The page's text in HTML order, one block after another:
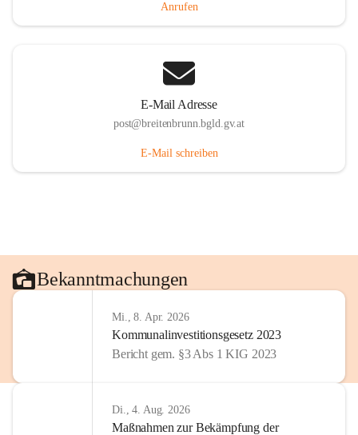
Anrufen
E-Mail Adresse
post@breitenbrunn.bgld.gv.at
E-Mail schreiben
Bekanntmachungen
Mi., 8. Apr. 2026
Kommunalinvestitionsgesetz 2023
Bericht gem. §3 Abs 1 KIG 2023
Di., 4. Aug. 2026
Maßnahmen zur Bekämpfung der